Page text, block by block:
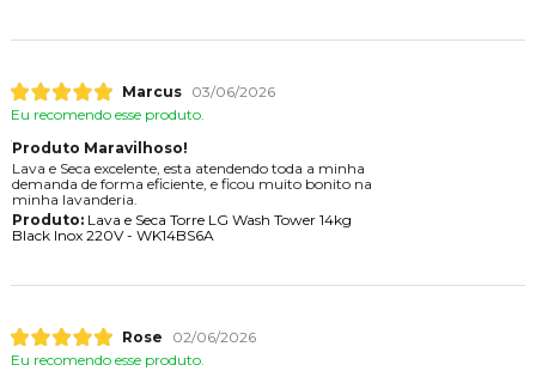
Marcus
03/06/2026
Eu recomendo esse produto.
Produto Maravilhoso!
Lava e Seca excelente, esta atendendo toda a minha
demanda de forma eficiente, e ficou muito bonito na
minha lavanderia.
Produto:Lava e Seca Torre LG Wash Tower 14kg
Black Inox 220V - WK14BS6A
Rose
02/06/2026
Eu recomendo esse produto.